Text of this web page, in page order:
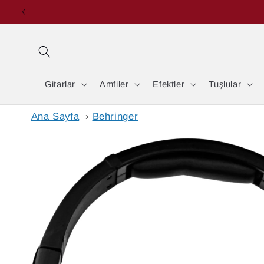
İçeriğe
Gitarlar Amfiler Efektler Tuşlular
Ana Sayfa › Behringer